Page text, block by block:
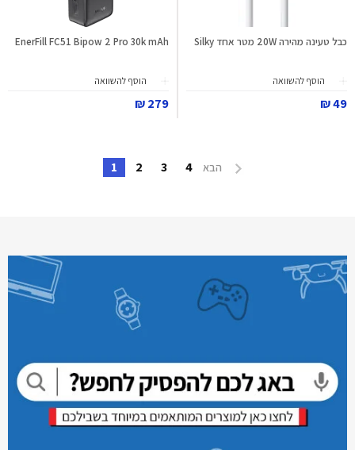
כבל טעינה מהירה 20W מטר אחד Silky
הוסף להשוואה
49 ₪
EnerFill FC51 Bipow 2 Pro 30k mAh
הוסף להשוואה
279 ₪
הבא 4
3
2
1